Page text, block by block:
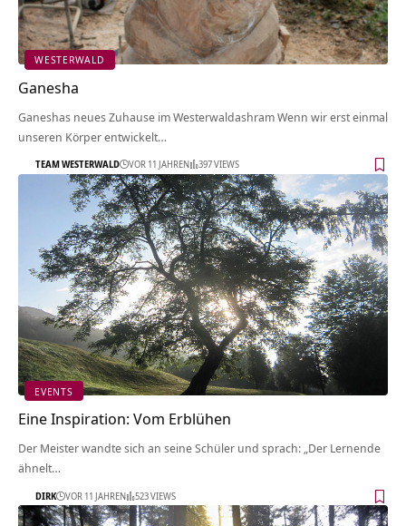
WESTERWALD
Ganesha
Ganeshas neues Zuhause im Westerwaldashram Wenn wir erst einmal
unseren Körper entwickelt…
TEAM WESTERWALD VOR 11 JAHREN 397 VIEWS
EVENTS
Eine Inspiration: Vom Erblühen
Der Meister wandte sich an seine Schüler und sprach: „Der Lernende
ähnelt…
DIRK VOR 11 JAHREN 523 VIEWS